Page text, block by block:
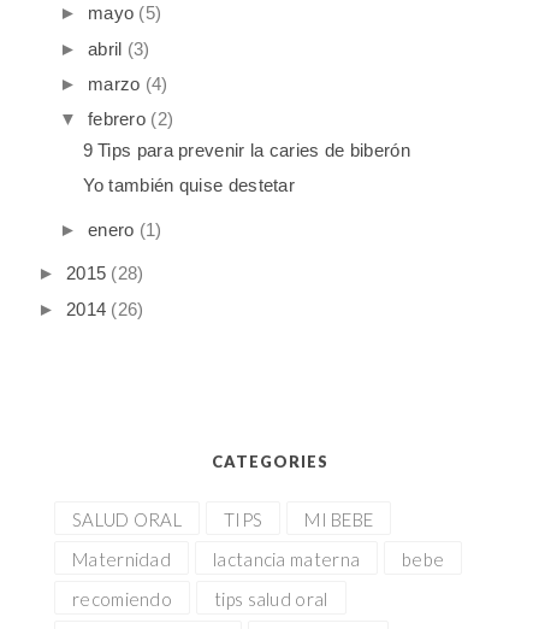
► mayo (5)
► abril (3)
► marzo (4)
▼
febrero (2)
9 Tips para prevenir la caries de biberón
Yo también quise destetar
► enero (1)
► 2015 (28)
► 2014 (26)
CATEGORIES
SALUD ORAL TIPS
MI BEBE
Maternidad
lactancia materna
bebe
recomiendo
tips salud oral